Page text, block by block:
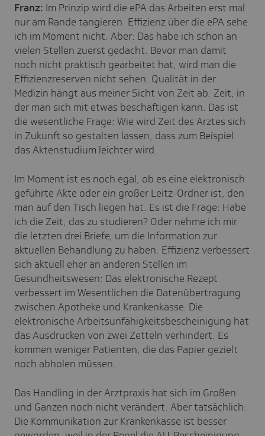
Franz: Im Prinzip wird die ePA das Arbeiten erst mal
nur am Rande tangieren. Effizienz über die ePA sehe
ich im Moment nicht. Aber: Das habe ich schon an
vielen Stellen zuerst gedacht. Bevor man damit
noch nicht praktisch gearbeitet hat, wird man die
Effizienzreserven nicht sehen. Qualität in der
Medizin hängt aus meiner Sicht von Zeit ab. Zeit, in
der man sich mit etwas beschäftigen kann. Das ist
die wesentliche Frage: Wie wird Zeit des Arztes sich
in Zukunft so gestalten lassen, dass zum Beispiel
das Aktenstudium leichter wird.
Im Moment ist es noch egal, ob es eine elektronisch
geführte Akte oder ein großer Leitz-Ordner ist, den
man auf den Tisch liegen hat. Es ist die Frage: Habe
ich die Zeit, das zu studieren? Oder nehme ich mir
die letzten drei Briefe, um die Information zur
aktuellen Behandlung zu haben. Effizienz verbessert
sich aktuell eher an anderen Stellen im
Gesundheitswesen: Das elektronische Rezept
verbessert im Wesentlichen die Datenübertragung
zwischen Apotheke und Krankenkasse. Die
elektronische Arbeitsunfähigkeitsbescheinigung hat
das Ausdrucken von zwei Zetteln verhindert. Es
kommen weniger Patienten, die das Papier gezielt
noch abholen müssen.
Das Handling in der Arztpraxis hat sich im Großen
und Ganzen noch nicht verändert. Aber tatsächlich:
Die Kommunikation zur Krankenkasse ist besser